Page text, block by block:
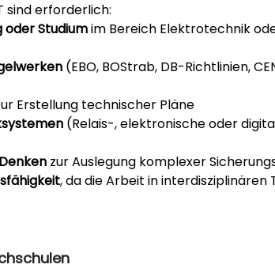
sind erforderlich:
oder Studium im Bereich Elektrotechnik
(EBO, BOStrab, DB-Richtlinien,
Erstellung technischer Pläne
(Relais-, elektronische oder
zur Auslegung komplexer
, da die Arbeit in interdisziplinären